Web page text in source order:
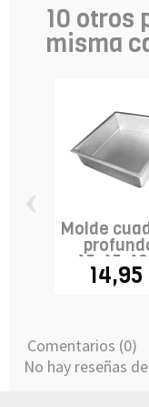
10 otros
misma
Molde
Comentarios (0)
No hay reseñas